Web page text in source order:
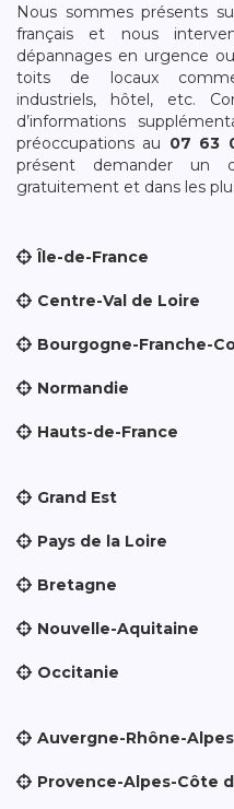
Nous sommes présents
français et nous
dépannages en urgence
toits de locaux
industriels, hôtel, etc.
d’informations
préoccupations au 07 63
présent demander un
gratuitement et dans les
Île-de-France
Centre-Val de Loire
Bourgogne-Franche-
Normandie
Hauts-de-France
Grand Est
Pays de la Loire
Bretagne
Nouvelle-Aquitaine
Occitanie
Auvergne-Rhône-Alpes
Provence-Alpes-Côte